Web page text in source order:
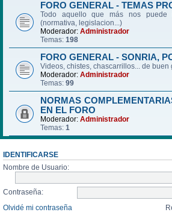
FORO GENERAL - TEMAS
Todo aquello que más nos puede
(normativa, legislacion...)
Moderador: Administrador
Temas: 198
FORO GENERAL - SONRIA,
Videos, chistes, chascarrillos... de buen
Moderador: Administrador
Temas: 99
NORMAS
EN EL FORO
Moderador: Administrador
Temas: 1
IDENTIFICARSE
Nombre de Usuario:
Contraseña:
Olvidé mi contraseña